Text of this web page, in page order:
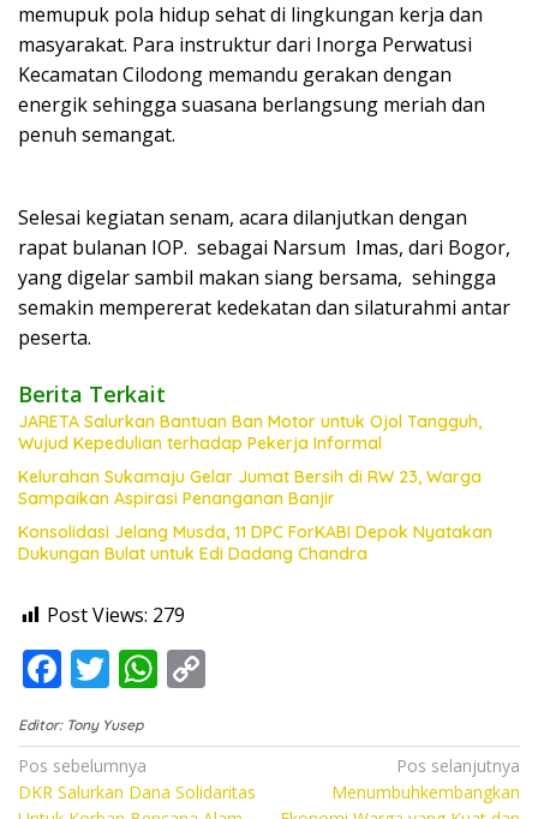
memupuk pola hidup sehat di lingkungan kerja dan
masyarakat. Para instruktur dari Inorga Perwatusi
Kecamatan Cilodong memandu gerakan dengan
energik sehingga suasana berlangsung meriah dan
penuh semangat.
Selesai kegiatan senam, acara dilanjutkan dengan
rapat bulanan IOP. sebagai Narsum Imas, dari Bogor,
yang digelar sambil makan siang bersama, sehingga
semakin mempererat kedekatan dan silaturahmi antar
peserta.
Berita Terkait
JARETA Salurkan Bantuan Ban Motor untuk Ojol Tangguh,
Wujud Kepedulian terhadap Pekerja Informal
Kelurahan Sukamaju Gelar Jumat Bersih di RW 23, Warga
Sampaikan Aspirasi Penanganan Banjir
Konsolidasi Jelang Musda, 11 DPC ForKABI Depok Nyatakan
Dukungan Bulat untuk Edi Dadang Chandra
Post Views: 279
F
ac
e
b
T
w
itt
er
W
at
s
p
y
Editor: Tony Yusep
Navigasi
pos
Pos sebelumnya
DKR Salurkan Dana Solidaritas
Pos selanjutnya
Menumbuhkembangkan